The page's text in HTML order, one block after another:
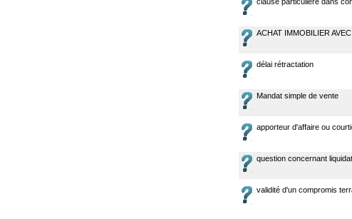
ACHAT IMMOBILIER
délai rétractation
Mandat simple de vente
apporteur d'affaire ou
question concernant
validité d'un compromis